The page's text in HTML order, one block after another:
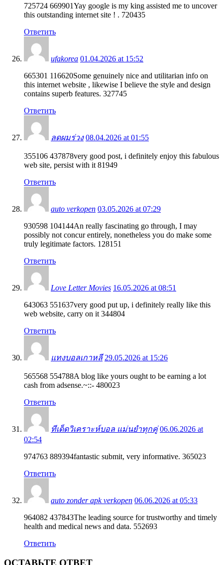
725724 669901Yay google is my king assisted me to uncover
this outstanding internet site ! . 720435
Ответить
ufakorea 01.04.2026 at 15:52
665301 116620Some genuinely nice and utilitarian info on
this internet website , likewise I believe the style and design
contains superb features. 327745
Ответить
ลดผมร่วง 08.04.2026 at 01:55
355106 437878very good post, i definitely enjoy this fabulous
web site, persist with it 81949
Ответить
auto verkopen 03.05.2026 at 07:29
930598 104144An really fascinating go through, I may
possibly not concur entirely, nonetheless you do make some
truly legitimate factors. 128151
Ответить
Love Letter Movies 16.05.2026 at 08:51
643063 551637very good put up, i definitely really like this
web website, carry on it 344804
Ответить
แทงบอลเกาหลี 29.05.2026 at 15:26
565568 554788A blog like yours ought to be earning a lot
cash from adsense.~::- 480023
Ответить
ทีเด็ดวิเคราะห์บอล แม่นยำทุกคู่ 06.06.2026 at
02:54
974763 889394fantastic submit, very informative. 365023
Ответить
auto zonder apk verkopen 06.06.2026 at 05:33
964082 437843The leading source for trustworthy and timely
health and medical news and data. 552693
Ответить
ОСТАВЬТЕ ОТВЕТ